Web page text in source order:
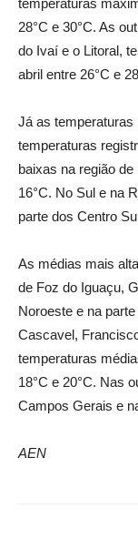
temperaturas
28°C e 30°C. As
do Ivaí e o Litoral,
abril entre 26°C e
Já as temperaturas
temperaturas
baixas na região
16°C. No Sul e na
parte dos Centro
As médias mais
de Foz do Iguaçu,
Noroeste e na
Cascavel,
temperaturas
18°C e 20°C. Nas
Campos Gerais e
AEN